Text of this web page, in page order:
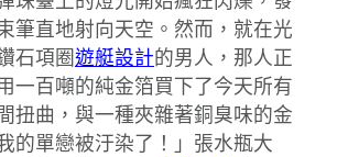
筆直地射向天空。然而，就在光
石項圈遊艇設計的男人，那人正
一百噸的純金箔買下了今天所有
扭曲，與一種夾雜著銅臭味的金
的單戀被汙染了！」張水瓶大